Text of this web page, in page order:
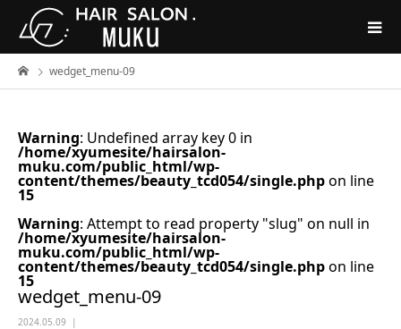
wedget_menu-09
Warning: Undefined array key 0 in
/home/xyumesite/hairsalon-
muku.com/public_html/wp-
content/themes/beauty_tcd054/single.phpon line
15
Warning: Attempt to read property "slug" on null in
/home/xyumesite/hairsalon-
muku.com/public_html/wp-
content/themes/beauty_tcd054/single.phpon line
15
wedget_menu-09
2024.05.09